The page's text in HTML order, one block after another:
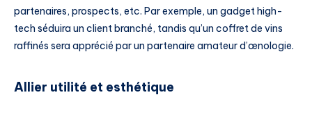
partenaires, prospects, etc. Par exemple, un gadget high-
tech séduira un client branché, tandis qu’un coffret de vins
raffinés sera apprécié par un partenaire amateur d’œnologie.
Allier utilité et esthétique